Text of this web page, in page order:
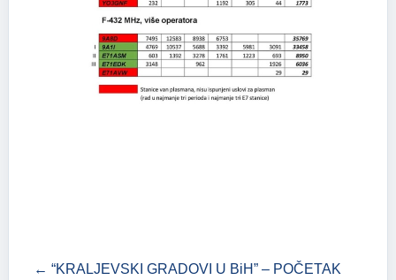
← “KRALJEVSKI GRADOVI U BiH” – POČETAK